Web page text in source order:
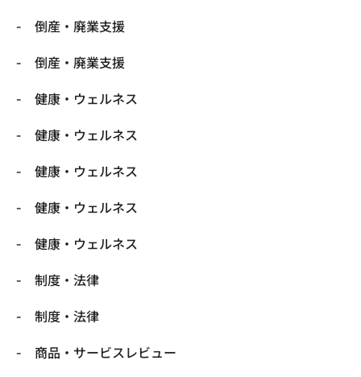
倒産・廃業支援
倒産・廃業支援
健康・ウェルネス
健康・ウェルネス
健康・ウェルネス
健康・ウェルネス
健康・ウェルネス
制度・法律
制度・法律
商品・サービスレビュー